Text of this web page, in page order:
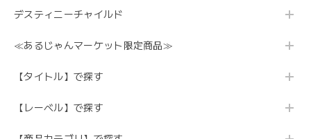
デスティニーチャイルド
≪あるじゃんマーケット限定商品≫
【タイトル】で探す
【レーベル】で探す